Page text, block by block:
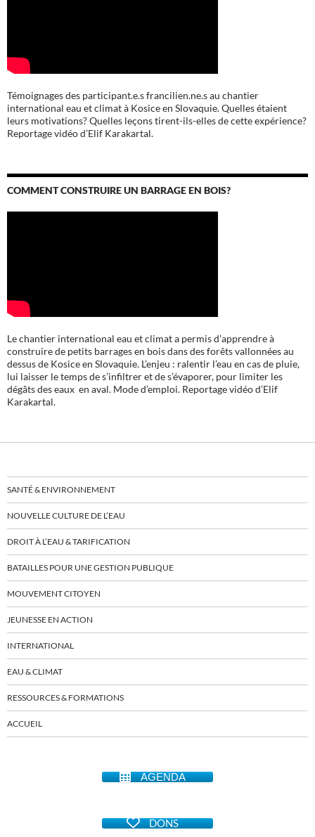
Témoignages des participant.e.s francilien.ne.s au chantier
international eau et climat à Kosice en Slovaquie. Quelles étaient
leurs motivations? Quelles leçons tirent-ils-elles de cette expérience?
Reportage vidéo d’Elif Karakartal.
COMMENT CONSTRUIRE UN BARRAGE EN BOIS?
Le chantier international eau et climat a permis d’apprendre à
construire de petits barrages en bois dans des forêts vallonnées au
dessus de Kosice en Slovaquie. L’enjeu : ralentir l’eau en cas de pluie,
lui laisser le temps de s’infiltrer et de s’évaporer, pour limiter les
dégâts des eaux en aval. Mode d’emploi. Reportage vidéo d’Elif
Karakartal.
SANTÉ & ENVIRONNEMENT
NOUVELLE CULTURE DE L’EAU
DROIT À L’EAU & TARIFICATION
BATAILLES POUR UNE GESTION PUBLIQUE
MOUVEMENT CITOYEN
JEUNESSE EN ACTION
INTERNATIONAL
EAU & CLIMAT
RESSOURCES & FORMATIONS
ACCUEIL
AGENDA
DONS